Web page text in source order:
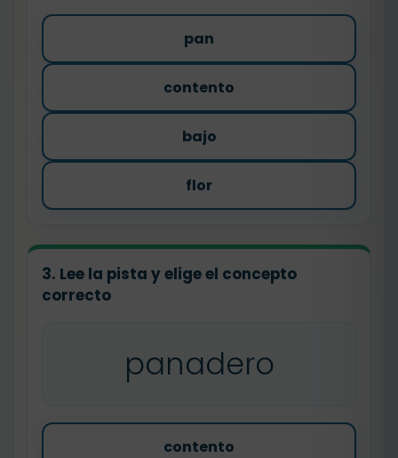
pan
contento
bajo
flor
3. Lee la pista y elige el concepto
correcto
panadero
contento